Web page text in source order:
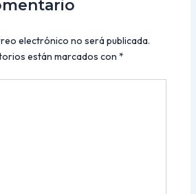
electrónico no será publicada.
están marcados con *